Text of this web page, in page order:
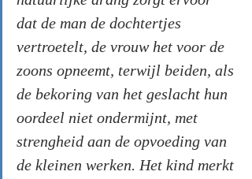
dat de man de dochtertjes
vertroetelt, de vrouw het voor de
zoons opneemt, terwijl beiden, als
de bekoring van het geslacht hun
oordeel niet ondermijnt, met
strengheid aan de opvoeding van
de kleinen werken. Het kind merkt